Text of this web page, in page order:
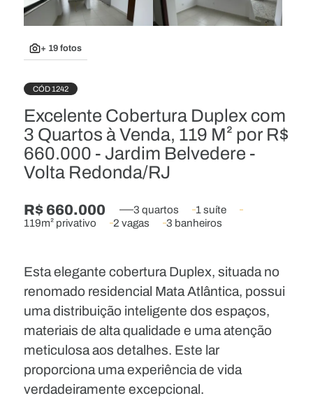
+ 19 fotos
CÓD 1242
Excelente Cobertura Duplex com
3 Quartos à Venda, 119 M² por R$
660.000 - Jardim Belvedere -
Volta Redonda/RJ
R$ 660.000 3 quartos
1 suíte
119m² privativo
2 vagas 3 banheiros
Esta elegante cobertura Duplex, situada no
renomado residencial Mata Atlântica, possui
uma distribuição inteligente dos espaços,
materiais de alta qualidade e uma atenção
meticulosa aos detalhes. Este lar
proporciona uma experiência de vida
verdadeiramente excepcional.